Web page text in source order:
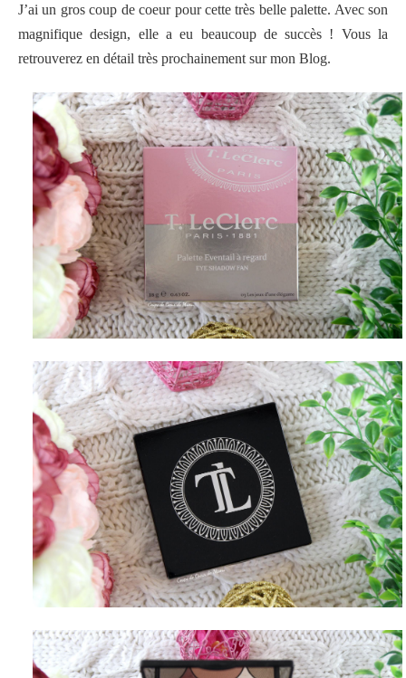
J’ai un gros coup de coeur pour cette très belle palette. Avec son
magnifique design, elle a eu beaucoup de succès ! Vous la
retrouverez en détail très prochainement sur mon Blog.